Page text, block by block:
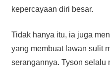
kepercayaan diri besar.
Tidak hanya itu, ia juga
yang membuat lawan sulit
serangannya. Tyson selalu